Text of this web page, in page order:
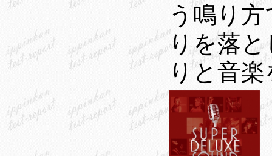
う鳴り
りを落
りと音